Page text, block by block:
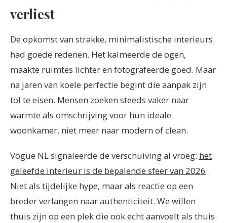
verliest
De opkomst van strakke, minimalistische interieurs
had goede redenen. Het kalmeerde de ogen,
maakte ruimtes lichter en fotografeerde goed. Maar
na jaren van koele perfectie begint die aanpak zijn
tol te eisen. Mensen zoeken steeds vaker naar
warmte als omschrijving voor hun ideale
woonkamer, niet meer naar modern of clean.
Vogue NL signaleerde de verschuiving al vroeg: het
geleefde interieur is de bepalende sfeer van 2026.
Niet als tijdelijke hype, maar als reactie op een
breder verlangen naar authenticiteit. We willen
thuis zijn op een plek die ook echt aanvoelt als thuis.